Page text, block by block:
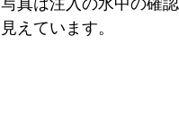
写真は注入の水中の確
見えています。